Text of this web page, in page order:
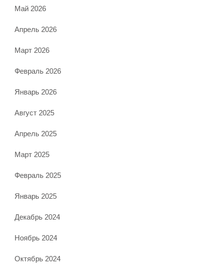
Май 2026
Апрель 2026
Март 2026
Февраль 2026
Январь 2026
Август 2025
Апрель 2025
Март 2025
Февраль 2025
Январь 2025
Декабрь 2024
Ноябрь 2024
Октябрь 2024